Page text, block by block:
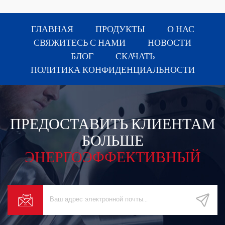
ГЛАВНАЯ ПРОДУКТЫ
О НАС
СВЯЖИТЕСЬ С НАМИ
НОВОСТИ
БЛОГ
СКАЧАТЬ
ПОЛИТИКА КОНФИДЕНЦИАЛЬНОСТИ
ПРЕДОСТАВИТЬ КЛИЕНТАМ
БОЛЬШЕ
ЭНЕРГОЭФФЕКТИВНЫЙ